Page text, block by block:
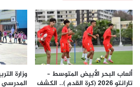
ألعاب البحر الأبيض المتوسط –
تارانتو 2026 (كرة القدم ).. الكشف
وزارة